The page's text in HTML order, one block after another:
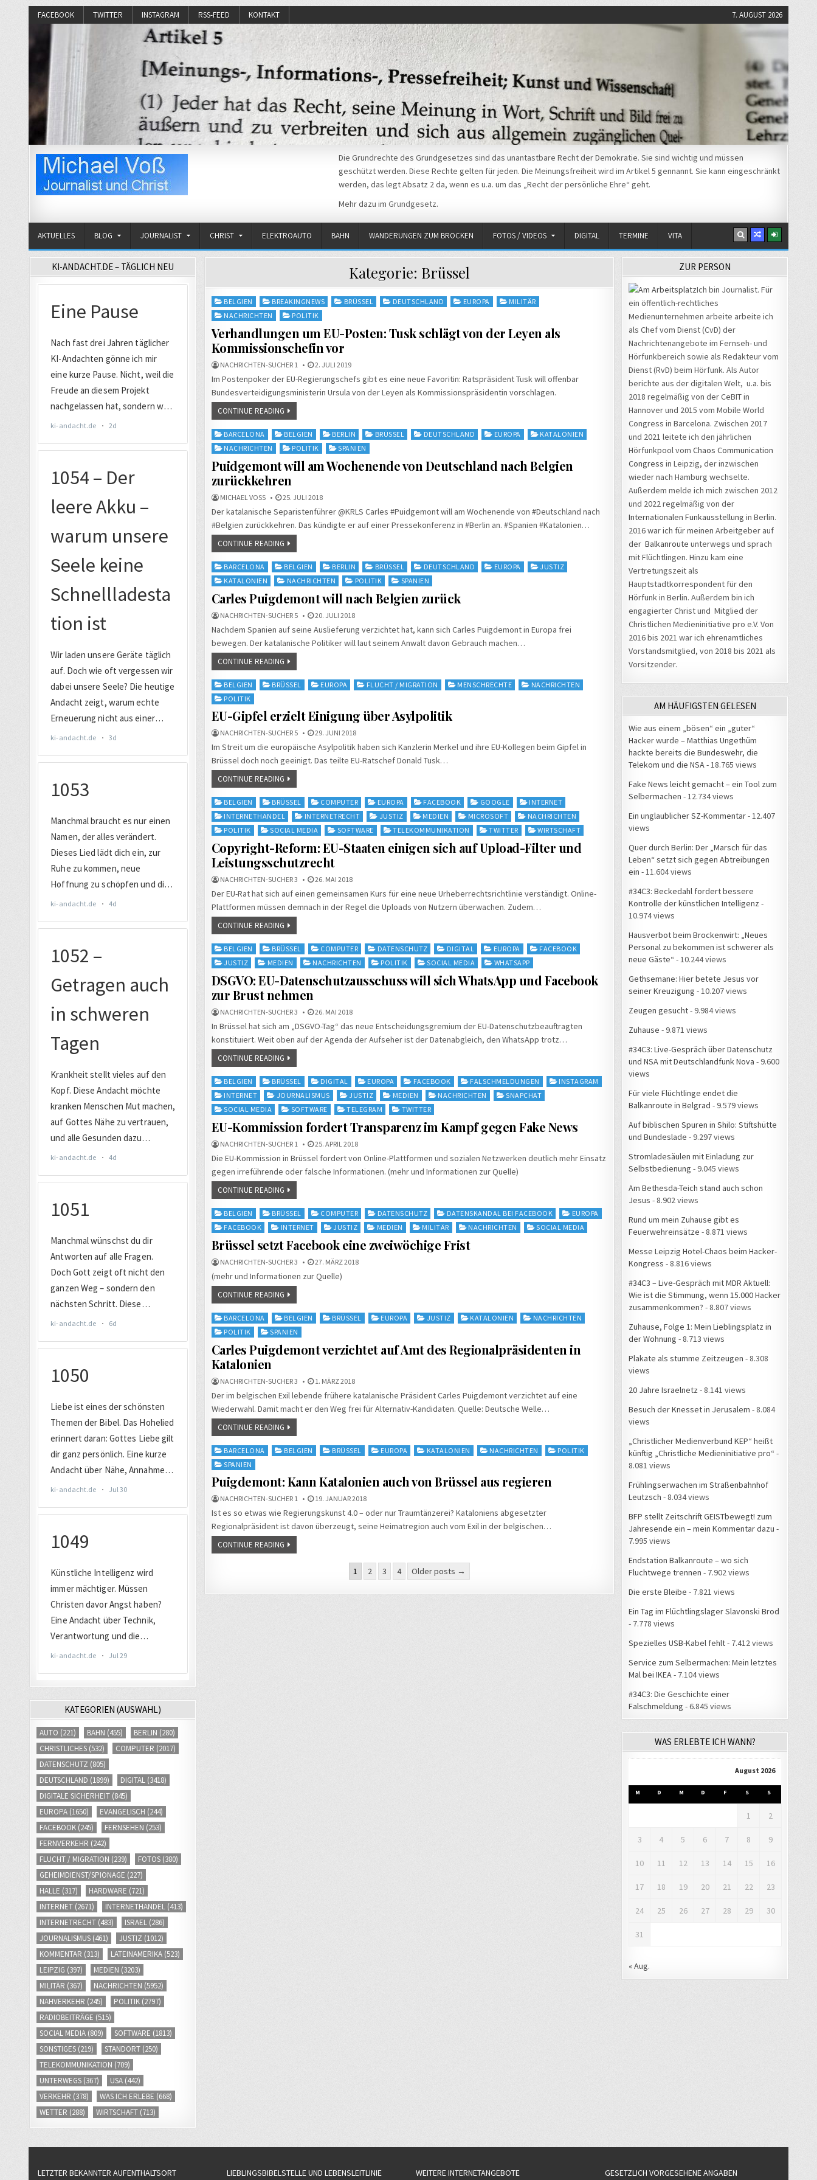
FACEBOOK TWITTER INSTAGRAM RSS-FEED KONTAKT 7. AUGUST 2026
Die Grundrechte des Grundgesetzes sind das unantastbare Recht der Demokratie. Sie sind wichtig und müssen
geschützt werden. Diese Rechte gelten für jeden. Die Meinungsfreiheit wird im Artikel 5 gennannt. Sie kann eingeschränkt
werden, das legt Absatz 2 da, wenn es u.a. um das „Recht der persönliche Ehre“ geht.
Mehr dazu im Grundgesetz.
AKTUELLES BLOG JOURNALIST CHRIST ELEKTROAUTO BAHN WANDERUNGEN ZUM BROCKEN FOTOS / VIDEOS DIGITAL TERMINE VITA
Kategorie: Brüssel
Posted
in
BELGIEN BREAKINGNEWS BRÜSSEL DEUTSCHLAND EUROPA
MILITÄR
NACHRICHTEN
POLITIK
Verhandlungen um EU-Posten: Tusk schlägt von der Leyen als
Kommissionschefin vor
NACHRICHTEN-SUCHER 1 2. JULI 2019
Im Postenpoker der EU-Regierungschefs gibt es eine neue Favoritin: Ratspräsident Tusk will offenbar
Bundesverteidigungsministerin Ursula von der Leyen als Kommissionspräsidentin vorschlagen.
CONTINUE READING
Posted
in
BARCELONA BELGIEN BERLIN BRÜSSEL DEUTSCHLAND EUROPA
KATALONIEN
NACHRICHTEN
POLITIK SPANIEN
Puidgemont will am Wochenende von Deutschland nach Belgien
zurückkehren
MICHAEL VOSS 25. JULI 2018
Der katalanische Separistenführer @KRLS Carles #Puidgemont will am Wochenende von #Deutschland nach
#Belgien zurückkehren. Das kündigte er auf einer Pressekonferenz in #Berlin an. #Spanien #Katalonien…
CONTINUE READING
Posted
in
BARCELONA BELGIEN BERLIN BRÜSSEL DEUTSCHLAND EUROPA
JUSTIZ
KATALONIEN
NACHRICHTEN POLITIK SPANIEN
Carles Puigdemont will nach Belgien zurück
NACHRICHTEN-SUCHER 5 20. JULI 2018
Nachdem Spanien auf seine Auslieferung verzichtet hat, kann sich Carles Puigdemont in Europa frei
bewegen. Der katalanische Politiker will laut seinem Anwalt davon Gebrauch machen…
CONTINUE READING
Posted
in
BELGIEN BRÜSSEL EUROPA FLUCHT / MIGRATION MENSCHRECHTE
NACHRICHTEN
POLITIK
EU-Gipfel erzielt Einigung über Asylpolitik
NACHRICHTEN-SUCHER 5 29. JUNI 2018
Im Streit um die europäische Asylpolitik haben sich Kanzlerin Merkel und ihre EU-Kollegen beim Gipfel in
Brüssel doch noch geeinigt. Das teilte EU-Ratschef Donald Tusk…
CONTINUE READING
Posted
in
BELGIEN BRÜSSEL COMPUTER EUROPA FACEBOOK GOOGLE
INTERNET
INTERNETHANDEL
INTERNETRECHT JUSTIZ MEDIEN MICROSOFT
NACHRICHTEN
POLITIK
SOCIAL MEDIA SOFTWARE TELEKOMMUNIKATION TWITTER WIRTSCHAFT
Copyright-Reform: EU-Staaten einigen sich auf Upload-Filter und
Leistungsschutzrecht
NACHRICHTEN-SUCHER 3 26. MAI 2018
Der EU-Rat hat sich auf einen gemeinsamen Kurs für eine neue Urheberrechtsrichtlinie verständigt. Online-
Plattformen müssen demnach in der Regel die Uploads von Nutzern überwachen. Zudem…
CONTINUE READING
Posted
in
BELGIEN BRÜSSEL COMPUTER DATENSCHUTZ DIGITAL EUROPA
FACEBOOK
JUSTIZ
MEDIEN NACHRICHTEN POLITIK SOCIAL MEDIA WHATSAPP
DSGVO: EU-Datenschutzausschuss will sich WhatsApp und Facebook
zur Brust nehmen
NACHRICHTEN-SUCHER 3 26. MAI 2018
In Brüssel hat sich am „DSGVO-Tag“ das neue Entscheidungsgremium der EU-Datenschutzbeauftragten
konstituiert. Weit oben auf der Agenda der Aufseher ist der Datenabgleich, den WhatsApp trotz…
CONTINUE READING
Posted
in
BELGIEN BRÜSSEL DIGITAL EUROPA FACEBOOK FALSCHMELDUNGEN
INSTAGRAM
INTERNET
JOURNALISMUS JUSTIZ MEDIEN NACHRICHTEN
SNAPCHAT
SOCIAL MEDIA
SOFTWARE TELEGRAM TWITTER
EU-Kommission fordert Transparenz im Kampf gegen Fake News
NACHRICHTEN-SUCHER 1 25. APRIL 2018
Die EU-Kommission in Brüssel fordert von Online-Plattformen und sozialen Netzwerken deutlich mehr Einsatz
gegen irreführende oder falsche Informationen. (mehr und Informationen zur Quelle)
CONTINUE READING
Posted
in
BELGIEN BRÜSSEL COMPUTER DATENSCHUTZ DATENSKANDAL BEI FACEBOOK
EUROPA
FACEBOOK
INTERNET JUSTIZ MEDIEN MILITÄR NACHRICHTEN SOCIAL MEDIA
Brüssel setzt Facebook eine zweiwöchige Frist
NACHRICHTEN-SUCHER 3 27. MÄRZ 2018
(mehr und Informationen zur Quelle)
CONTINUE READING
Posted
in
BARCELONA BELGIEN BRÜSSEL EUROPA JUSTIZ KATALONIEN
NACHRICHTEN
POLITIK
SPANIEN
Carles Puigdemont verzichtet auf Amt des Regionalpräsidenten in
Katalonien
NACHRICHTEN-SUCHER 3 1. MÄRZ 2018
Der im belgischen Exil lebende frühere katalanische Präsident Carles Puigdemont verzichtet auf eine
Wiederwahl. Damit macht er den Weg frei für Alternativ-Kandidaten. Quelle: Deutsche Welle…
CONTINUE READING
Posted
in
BARCELONA BELGIEN BRÜSSEL EUROPA KATALONIEN NACHRICHTEN
POLITIK
SPANIEN
Puigdemont: Kann Katalonien auch von Brüssel aus regieren
NACHRICHTEN-SUCHER 1 19. JANUAR 2018
Ist es so etwas wie Regierungskunst 4.0 – oder nur Traumtänzerei? Kataloniens abgesetzter
Regionalpräsident ist davon überzeugt, seine Heimatregion auch vom Exil in der belgischen…
CONTINUE READING
Seitennummerierung
1 2 3 4 Older posts →
KI-ANDACHT.DE – TÄGLICH NEU
KATEGORIEN (AUSWAHL)
AUTO (221) BAHN (455) BERLIN (280)
CHRISTLICHES (532) COMPUTER (2017)
DATENSCHUTZ (805)
DEUTSCHLAND (1899) DIGITAL (3418)
DIGITALE SICHERHEIT (845)
EUROPA (1650) EVANGELISCH (244)
FACEBOOK (245) FERNSEHEN (253)
FERNVERKEHR (242)
FLUCHT / MIGRATION (239) FOTOS (380)
GEHEIMDIENST/SPIONAGE (227)
HALLE (317) HARDWARE (721)
INTERNET (2671) INTERNETHANDEL (413)
INTERNETRECHT (483) ISRAEL (286)
JOURNALISMUS (461) JUSTIZ (1012)
KOMMENTAR (313) LATEINAMERIKA (523)
LEIPZIG (397) MEDIEN (3203)
MILITÄR (367) NACHRICHTEN (5952)
NAHVERKEHR (245) POLITIK (2797)
RADIOBEITRÄGE (515)
SOCIAL MEDIA (809) SOFTWARE (1813)
SONSTIGES (219) STANDORT (250)
TELEKOMMUNIKATION (709)
UNTERWEGS (367) USA (442)
VERKEHR (378) WAS ICH ERLEBE (668)
WETTER (288) WIRTSCHAFT (713)
ZUR PERSON
Ich bin Journalist. Für
ein öffentlich-rechtliches
Medienunternehmen arbeite arbeite ich
als Chef vom Dienst (CvD) der
Nachrichtenangebote im Fernseh- und
Hörfunkbereich sowie als Redakteur vom
Dienst (RvD) beim Hörfunk. Als Autor
berichte aus der digitalen Welt, u.a. bis
2018 regelmäßig von der CeBIT in
Hannover und 2015 vom Mobile World
Congress in Barcelona. Zwischen 2017
und 2021 leitete ich den jährlichen
Hörfunkpool vom Chaos Communication
Congress in Leipzig, der inzwischen
wieder nach Hamburg wechselte.
Außerdem melde ich mich zwischen 2012
und 2022 regelmäßig von der
Internationalen Funkausstellung in Berlin.
2016 war ich für meinen Arbeitgeber auf
der Balkanroute unterwegs und sprach
mit Flüchtlingen. Hinzu kam eine
Vertretungszeit als
Hauptstadtkorrespondent für den
Hörfunk in Berlin. Außerdem bin ich
engagierter Christ und Mitglied der
Christlichen Medieninitiative pro e.V. Von
2016 bis 2021 war ich ehrenamtliches
Vorstandsmitglied, von 2018 bis 2021 als
Vorsitzender.
AM HÄUFIGSTEN GELESEN
Wie aus einem „bösen“ ein „guter“
Hacker wurde – Matthias Ungethüm
hackte bereits die Bundeswehr, die
Telekom und die NSA- 18.765 views
Fake News leicht gemacht – ein Tool zum
Selbermachen - 12.734 views
Ein unglaublicher SZ-Kommentar- 12.407
views
Quer durch Berlin: Der „Marsch für das
Leben“ setzt sich gegen Abtreibungen
ein - 11.604 views
#34C3: Beckedahl fordert bessere
Kontrolle der künstlichen Intelligenz -
10.974 views
Hausverbot beim Brockenwirt: „Neues
Personal zu bekommen ist schwerer als
neue Gäste“ - 10.244 views
Gethsemane: Hier betete Jesus vor
seiner Kreuzigung - 10.207 views
Zeugen gesucht- 9.984 views
Zuhause - 9.871 views
#34C3: Live-Gespräch über Datenschutz
und NSA mit Deutschlandfunk Nova - 9.600
views
Für viele Flüchtlinge endet die
Balkanroute in Belgrad - 9.579 views
Auf biblischen Spuren in Shilo: Stiftshütte
und Bundeslade - 9.297 views
Stromladesäulen mit Einladung zur
Selbstbedienung - 9.045 views
Am Bethesda-Teich stand auch schon
Jesus - 8.902 views
Rund um mein Zuhause gibt es
Feuerwehreinsätze - 8.871 views
Messe Leipzig Hotel-Chaos beim Hacker-
Kongress - 8.816 views
#34C3 – Live-Gespräch mit MDR Aktuell:
Wie ist die Stimmung, wenn 15.000 Hacker
zusammenkommen? - 8.807 views
Zuhause, Folge 1: Mein Lieblingsplatz in
der Wohnung - 8.713 views
Plakate als stumme Zeitzeugen - 8.308
views
20 Jahre Israelnetz - 8.141 views
Besuch der Knesset in Jerusalem - 8.084
views
„Christlicher Medienverbund KEP“ heißt
künftig „Christliche Medieninitiative pro“ -
8.081 views
Frühlingserwachen im Straßenbahnhof
Leutzsch - 8.034 views
BFP stellt Zeitschrift GEISTbewegt! zum
Jahresende ein – mein Kommentar dazu -
7.995 views
Endstation Balkanroute – wo sich
Fluchtwege trennen - 7.902 views
Die erste Bleibe - 7.821 views
Ein Tag im Flüchtlingslager Slavonski Brod
- 7.778 views
Spezielles USB-Kabel fehlt- 7.412 views
Service zum Selbermachen: Mein letztes
Mal bei IKEA- 7.104 views
#34C3: Die Geschichte einer
Falschmeldung - 6.845 views
WAS ERLEBTE ICH WANN?
August 2026
M D M D F S S
1 2
3 4 5 6 7 8 9
10 11 12 13 14 15 16
17 18 19 20 21 22 23
24 25 26 27 28 29 30
31
« Aug.
LETZTER BEKANNTER AUFENTHALTSORT LIEBLINGSBIBELSTELLE UND LEBENSLEITLINIE WEITERE INTERNETANGEBOTE GESETZLICH VORGESEHENE ANGABEN